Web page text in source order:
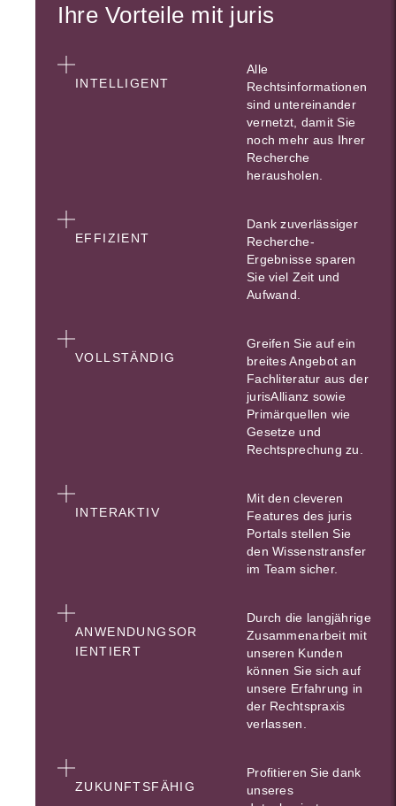
Ihre Vorteile mit juris
INTELLIGENT
Alle
Rechtsinformationen
sind untereinander
vernetzt, damit Sie
noch mehr aus Ihrer
Recherche
herausholen.
EFFIZIENT
Dank zuverlässiger
Recherche-
Ergebnisse sparen
Sie viel Zeit und
Aufwand.
VOLLSTÄNDIG
Greifen Sie auf ein
breites Angebot an
Fachliteratur aus der
jurisAllianz sowie
Primärquellen wie
Gesetze und
Rechtsprechung zu.
INTERAKTIV
Mit den cleveren
Features des juris
Portals stellen Sie
den Wissenstransfer
im Team sicher.
ANWENDUNGSOR
IENTIERT
Durch die langjährige
Zusammenarbeit mit
unseren Kunden
können Sie sich auf
unsere Erfahrung in
der Rechtspraxis
verlassen.
ZUKUNFTSFÄHIG
Profitieren Sie dank
unseres